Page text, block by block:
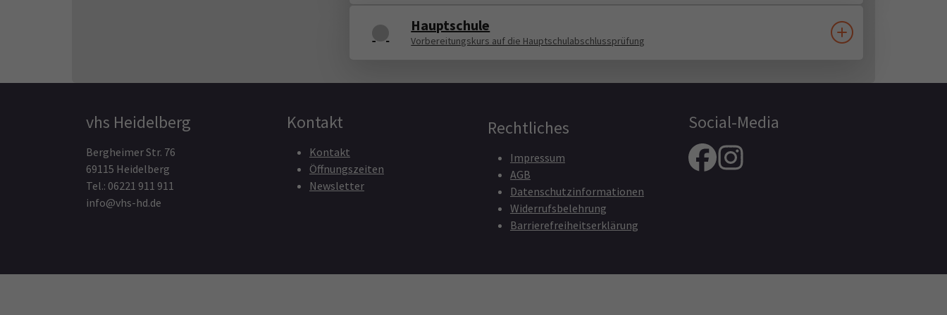
Hauptschule
Vorbereitungskurs auf die Hauptschulabschlussprüfung
vhs Heidelberg
Bergheimer Str. 76
69115 Heidelberg
Tel.: 06221 911 911
info@vhs-hd.de
Kontakt
Kontakt
Öffnungszeiten
Newsletter
Rechtliches
Impressum
AGB
Datenschutzinformationen
Widerrufsbelehrung
Barrierefreiheitserklärung
Social-Media